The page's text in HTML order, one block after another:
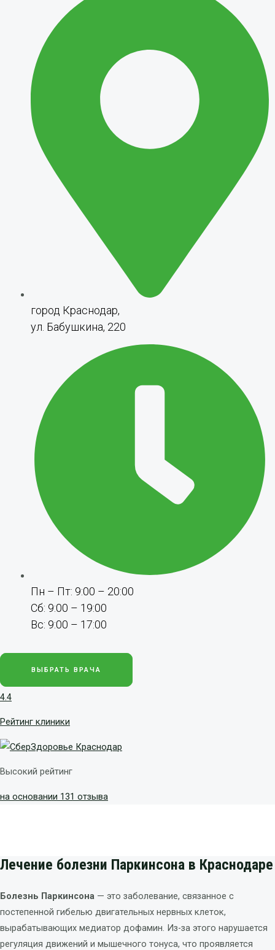
город Краснодар,
ул. Бабушкина, 220
Пн – Пт: 9:00 – 20:00
Сб: 9:00 – 19:00
Вс: 9:00 – 17:00
ВЫБРАТЬ ВРАЧА
4.4
Рейтинг клиники
Высокий рейтинг
на основании 131 отзыва
Лечение болезни Паркинсона в Краснодаре
Болезнь Паркинсона — это заболевание, связанное с
постепенной гибелью двигательных нервных клеток,
вырабатывающих медиатор дофамин. Из-за этого нарушается
регуляция движений и мышечного тонуса, что проявляется